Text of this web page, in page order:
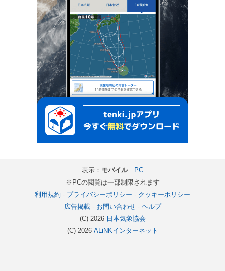
表示： モバイル｜ PC
※PCの閲覧は一部制限されます
利用規約 - プライバシーポリシー - クッキーポリシー
広告掲載- お問い合わせ- ヘルプ
(C) 2026 日本気象協会
(C) 2026 ALiNKインターネット